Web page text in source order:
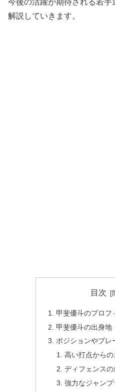
解説していきます。
目次
甲斐優斗のプロフ
甲斐優斗の出身地
ポジションやプレ
高い打点からの
ディフェンスの
強力なジャン